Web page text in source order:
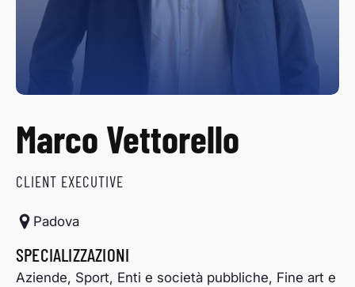
Marco Vettorello
CLIENT EXECUTIVE
Padova
SPECIALIZZAZIONI
Aziende, Sport, Enti e società pubbliche, Fine art e